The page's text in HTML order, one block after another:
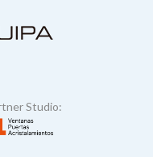
Studio: